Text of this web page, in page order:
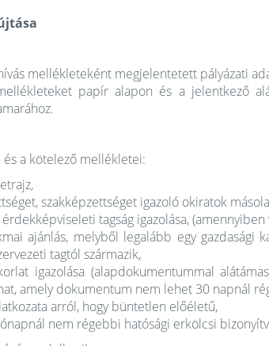
mellékleteként megjelentetett pályázati
papír alapon és a jelentkező
a kötelező mellékletei:
,
szakképzettséget igazoló okiratok
tagság igazolása, (amennyiben
ajánlás, melyből legalább egy gazdasági
tagtól származik,
igazolása (alapdokumentummal
amely dokumentum nem lehet 30 napnál
arról, hogy büntetlen előéletű,
nem régebbi hatósági erkölcsi